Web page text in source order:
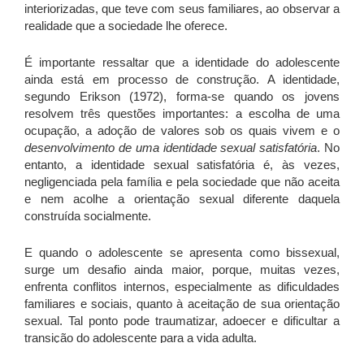
interiorizadas, que teve com seus familiares, ao observar a
realidade que a sociedade lhe oferece.
É importante ressaltar que a identidade do adolescente
ainda está em processo de construção. A identidade,
segundo Erikson (1972), forma-se quando os jovens
resolvem três questões importantes: a escolha de uma
ocupação, a adoção de valores sob os quais vivem e o
desenvolvimento de uma identidade sexual satisfatória. No
entanto, a identidade sexual satisfatória é, às vezes,
negligenciada pela família e pela sociedade que não aceita
e nem acolhe a orientação sexual diferente daquela
construída socialmente.
E quando o adolescente se apresenta como bissexual,
surge um desafio ainda maior, porque, muitas vezes,
enfrenta conflitos internos, especialmente as dificuldades
familiares e sociais, quanto à aceitação de sua orientação
sexual. Tal ponto pode traumatizar, adoecer e dificultar a
transição do adolescente para a vida adulta.